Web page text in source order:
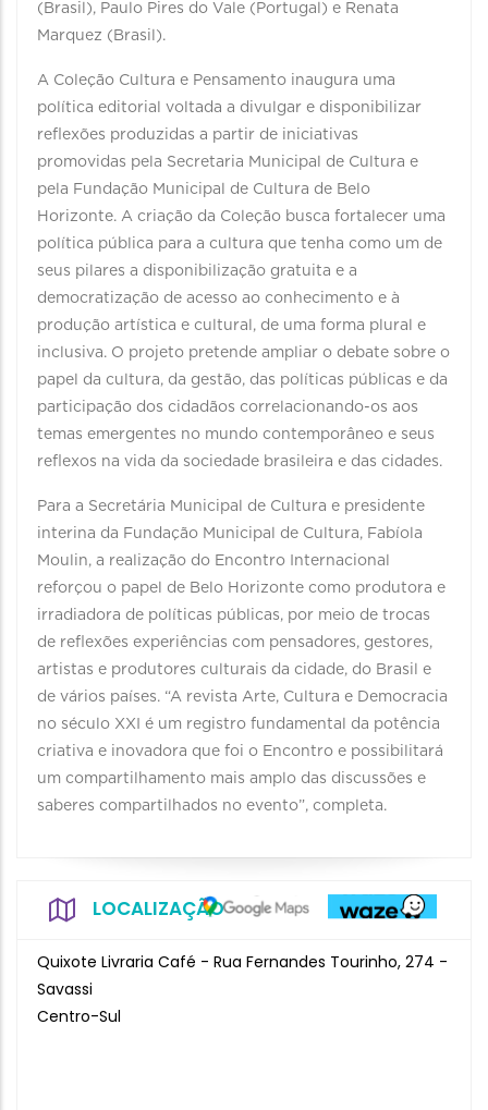
(Brasil), Paulo Pires do Vale (Portugal) e Renata
Marquez (Brasil).
A Coleção Cultura e Pensamento inaugura uma
política editorial voltada a divulgar e disponibilizar
reflexões produzidas a partir de iniciativas
promovidas pela Secretaria Municipal de Cultura e
pela Fundação Municipal de Cultura de Belo
Horizonte. A criação da Coleção busca fortalecer uma
política pública para a cultura que tenha como um de
seus pilares a disponibilização gratuita e a
democratização de acesso ao conhecimento e à
produção artística e cultural, de uma forma plural e
inclusiva. O projeto pretende ampliar o debate sobre o
papel da cultura, da gestão, das políticas públicas e da
participação dos cidadãos correlacionando-os aos
temas emergentes no mundo contemporâneo e seus
reflexos na vida da sociedade brasileira e das cidades.
Para a Secretária Municipal de Cultura e presidente
interina da Fundação Municipal de Cultura, Fabíola
Moulin, a realização do Encontro Internacional
reforçou o papel de Belo Horizonte como produtora e
irradiadora de políticas públicas, por meio de trocas
de reflexões experiências com pensadores, gestores,
artistas e produtores culturais da cidade, do Brasil e
de vários países. “A revista Arte, Cultura e Democracia
no século XXI é um registro fundamental da potência
criativa e inovadora que foi o Encontro e possibilitará
um compartilhamento mais amplo das discussões e
saberes compartilhados no evento”, completa.
LOCALIZAÇÃO
Quixote Livraria Café - Rua Fernandes Tourinho, 274 -
Savassi
Centro-Sul